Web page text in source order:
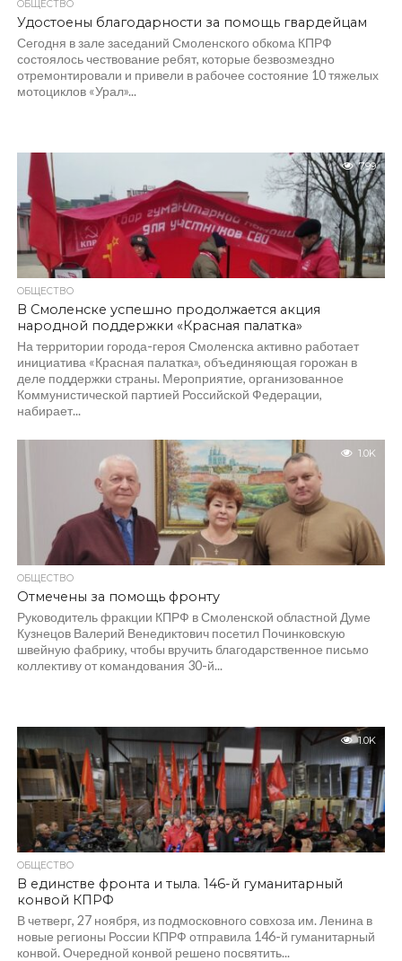
ОБЩЕСТВО
Удостоены благодарности за помощь гвардейцам
Сегодня в зале заседаний Смоленского обкома КПРФ
состоялось чествование ребят, которые безвозмездно
отремонтировали и привели в рабочее состояние 10 тяжелых
мотоциклов «Урал»...
799
ОБЩЕСТВО
В Смоленске успешно продолжается акция
народной поддержки «Красная палатка»
На территории города-героя Смоленска активно работает
инициатива «Красная палатка», объединяющая горожан в
деле поддержки страны. Мероприятие, организованное
Коммунистической партией Российской Федерации,
набирает...
1.0K
ОБЩЕСТВО
Отмечены за помощь фронту
Руководитель фракции КПРФ в Смоленской областной Думе
Кузнецов Валерий Венедиктович посетил Починковскую
швейную фабрику, чтобы вручить благодарственное письмо
коллективу от командования 30-й...
1.0K
ОБЩЕСТВО
В единстве фронта и тыла. 146-й гуманитарный
конвой КПРФ
В четверг, 27 ноября, из подмосковного совхоза им. Ленина в
новые регионы России КПРФ отправила 146-й гуманитарный
конвой. Очередной конвой решено посвятить...